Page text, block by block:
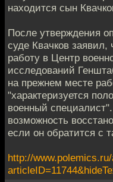
находится сын
После утверждения
суде Квачков заявил,
работу в Центр
исследований
на прежнем месте
"характеризуется
военный
возможность
если он обратится с
http://